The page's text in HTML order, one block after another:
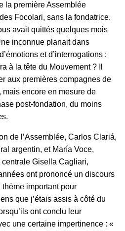
la première Assemblée
Focolari, sans la fondatrice.
avait quittés quelques mois
inconnue planait dans
et d’interrogations :
à la tête du Mouvement ? Il
aux premières compagnes de
encore en mesure de
post-fondation, du moins
de l’Assemblée, Carlos Clariá,
argentin, et María Voce,
Gisella Cagliari,
ont prononcé un discours
important pour
que j’étais assis à côté du
ont conclu leur
une certaine impertinence : «